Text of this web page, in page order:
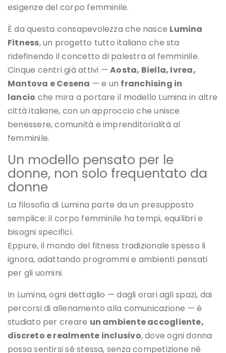
esigenze del corpo femminile.
È da questa consapevolezza che nasce Lumina
Fitness, un progetto tutto italiano che sta
ridefinendo il concetto di palestra al femminile.
Cinque centri già attivi —Aosta, Biella, Ivrea,
Mantova e Cesena — e un franchising in
lancio che mira a portare il modello Lumina in altre
città italiane, con un approccio che unisce
benessere, comunità e imprenditorialità al
femminile.
Un modello pensato per le
donne, non solo frequentato da
donne
La filosofia di Lumina parte da un presupposto
semplice: il corpo femminile ha tempi, equilibri e
bisogni specifici.
Eppure, il mondo del fitness tradizionale spesso li
ignora, adattando programmi e ambienti pensati
per gli uomini.
In Lumina, ogni dettaglio — dagli orari agli spazi, dai
percorsi di allenamento alla comunicazione — è
studiato per creare un ambiente accogliente,
discreto e realmente inclusivo, dove ogni donna
possa sentirsi sé stessa, senza competizione né